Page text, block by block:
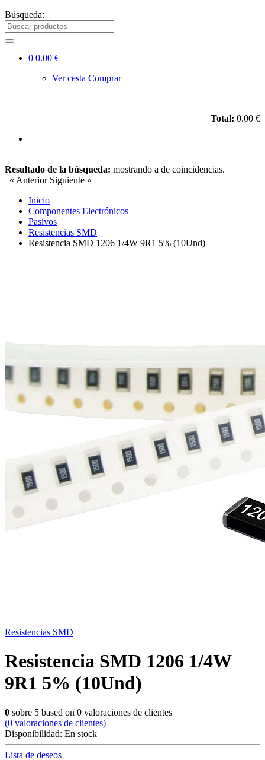
Búsqueda:
0 0.00 €
Ver cesta Comprar
Total: 0.00 €
Resultado de la búsqueda: mostrando a de coincidencias.
« Anterior Siguiente »
Inicio
Componentes Electrónicos
Pasivos
Resistencias SMD
Resistencia SMD 1206 1/4W 9R1 5% (10Und)
Resistencias SMD
Resistencia SMD 1206 1/4W
9R1 5% (10Und)
0 sobre 5 based on 0 valoraciones de clientes
(0 valoraciones de clientes)
Disponibilidad: En stock
Lista de deseos